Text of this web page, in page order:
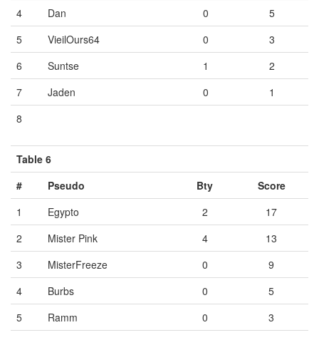
4
Dan 0
5
5
VieilOurs64 0
3
6
Suntse 1
2
7
Jaden 0
1
8
Table 6
#
Pseudo Bty
Score
1
Egypto 2
17
2
Mister Pink 4
13
3
MisterFreeze 0
9
4
Burbs 0
5
5
Ramm 0
3